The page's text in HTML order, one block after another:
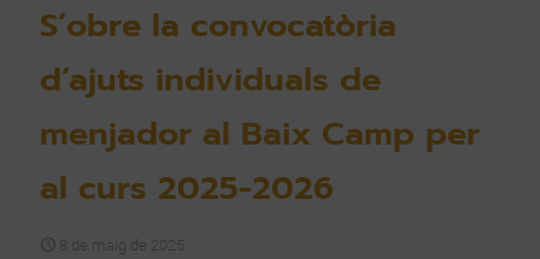
S’obre la convocatòria
d’ajuts individuals de
menjador al Baix Camp per
al curs 2025-2026
8 de maig de 2025